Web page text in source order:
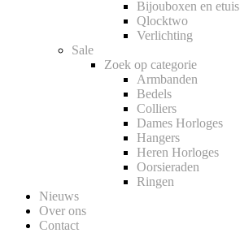
Bijouboxen en etuis
Qlocktwo
Verlichting
Sale
Zoek op categorie
Armbanden
Bedels
Colliers
Dames Horloges
Hangers
Heren Horloges
Oorsieraden
Ringen
Nieuws
Over ons
Contact